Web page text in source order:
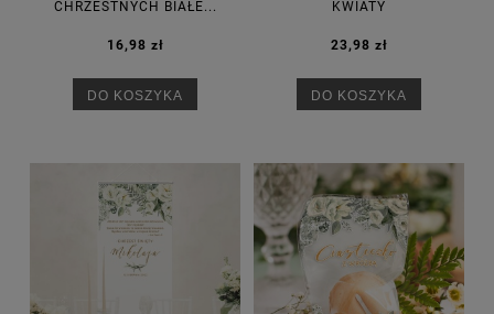
CHRZESTNYCH BIAŁE...
16,98 zł
DO KOSZYKA
KWIATY
23,98 zł
DO KOSZYKA